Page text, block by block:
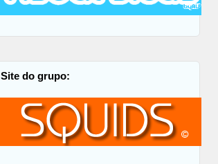
Site do grupo: